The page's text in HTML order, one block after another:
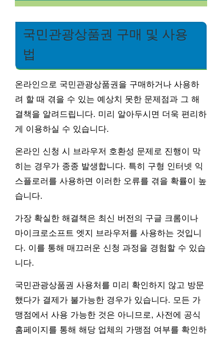
국민관광상품권 구매 및 사용
법
온라인으로 국민관광상품권을 구매하거나 사용하
려 할 때 겪을 수 있는 예상치 못한 문제점과 그 해
결책을 알려드립니다. 미리 알아두시면 더욱 편리하
게 이용하실 수 있습니다.
온라인 신청 시 브라우저 호환성 문제로 진행이 막
히는 경우가 종종 발생합니다. 특히 구형 인터넷 익
스플로러를 사용하면 이러한 오류를 겪을 확률이 높
습니다.
가장 확실한 해결책은 최신 버전의 구글 크롬이나
마이크로소프트 엣지 브라우저를 사용하는 것입니
다. 이를 통해 매끄러운 신청 과정을 경험할 수 있습
니다.
국민관광상품권 사용처를 미리 확인하지 않고 방문
했다가 결제가 불가능한 경우가 있습니다. 모든 가
맹점에서 사용 가능한 것은 아니므로, 사전에 공식
홈페이지를 통해 해당 업체의 가맹점 여부를 확인하